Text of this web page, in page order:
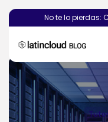
No te lo pierdas: